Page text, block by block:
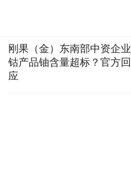
刚果（金）东南部中资企业
钴产品铀含量超标？官方回
应